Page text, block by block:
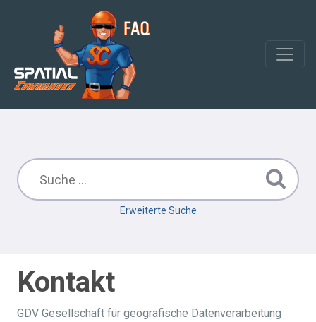
Erweiterte Suche
Kontakt
GDV Gesellschaft für geografische Datenverarbeitung